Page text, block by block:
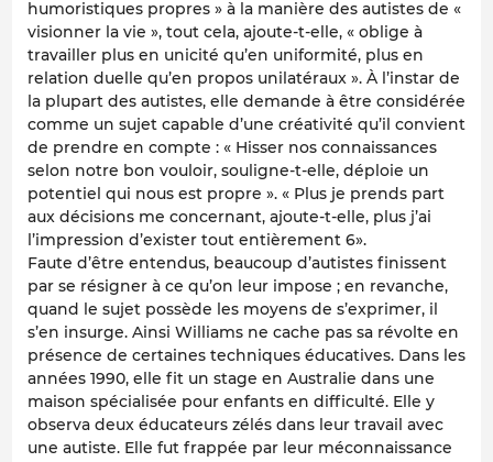
humoristiques propres » à la manière des autistes de «
visionner la vie », tout cela, ajoute-t-elle, « oblige à
travailler plus en unicité qu’en uniformité, plus en
relation duelle qu’en propos unilatéraux ». À l’instar de
la plupart des autistes, elle demande à être considérée
comme un sujet capable d’une créativité qu’il convient
de prendre en compte : « Hisser nos connaissances
selon notre bon vouloir, souligne-t-elle, déploie un
potentiel qui nous est propre ». « Plus je prends part
aux décisions me concernant, ajoute-t-elle, plus j’ai
l’impression d’exister tout entièrement 6».
Faute d’être entendus, beaucoup d’autistes finissent
par se résigner à ce qu’on leur impose ; en revanche,
quand le sujet possède les moyens de s’exprimer, il
s’en insurge. Ainsi Williams ne cache pas sa révolte en
présence de certaines techniques éducatives. Dans les
années 1990, elle fit un stage en Australie dans une
maison spécialisée pour enfants en difficulté. Elle y
observa deux éducateurs zélés dans leur travail avec
une autiste. Elle fut frappée par leur méconnaissance